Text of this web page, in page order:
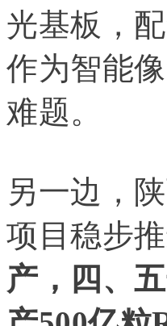
光基板，
作为智能
难题。
另一边，
项目稳步推
产，四、